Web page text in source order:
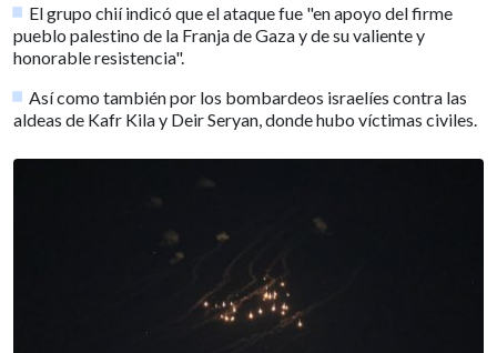
El grupo chií indicó que el ataque fue "en apoyo del firme
pueblo palestino de la Franja de Gaza y de su valiente y
honorable resistencia".
Así como también por los bombardeos israelíes contra las
aldeas de Kafr Kila y Deir Seryan, donde hubo víctimas civiles.